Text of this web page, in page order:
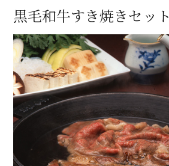
黒毛和牛すき焼きセット